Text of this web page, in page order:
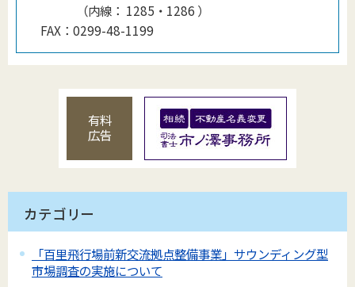
（内線 ： 1285・1286 ）
FAX： 0299-48-1199
有料
広告
カテゴリー
「百里飛行場前新交流拠点整備事業」サウンディング型
市場調査の実施について